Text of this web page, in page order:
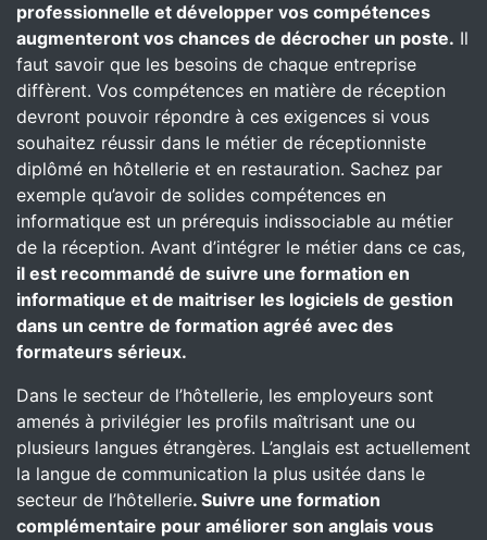
professionnelle et développer vos compétences
augmenteront vos chances de décrocher un poste. Il
faut savoir que les besoins de chaque entreprise
diffèrent. Vos compétences en matière de réception
devront pouvoir répondre à ces exigences si vous
souhaitez réussir dans le métier de réceptionniste
diplômé en hôtellerie et en restauration. Sachez par
exemple qu’avoir de solides compétences en
informatique est un prérequis indissociable au métier
de la réception. Avant d’intégrer le métier dans ce cas,
il est recommandé de suivre une formation en
informatique et de maitriser les logiciels de gestion
dans un centre de formation agréé avec des
formateurs sérieux.
Dans le secteur de l’hôtellerie, les employeurs sont
amenés à privilégier les profils maîtrisant une ou
plusieurs langues étrangères. L’anglais est actuellement
la langue de communication la plus usitée dans le
secteur de l’hôtellerie. Suivre une formation
complémentaire pour améliorer son anglais vous